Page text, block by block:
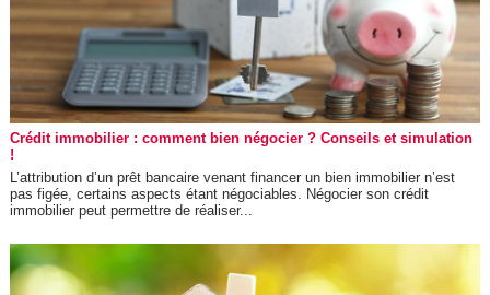
Crédit immobilier : comment bien négocier ? Conseils et simulation
!
L’attribution d’un prêt bancaire venant financer un bien immobilier n’est
pas figée, certains aspects étant négociables. Négocier son crédit
immobilier peut permettre de réaliser...